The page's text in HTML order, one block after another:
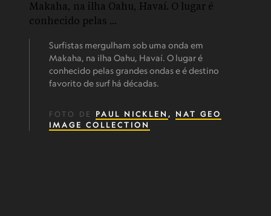
Surfistas mergulham sob uma onda em
Makaha, na ilha Oahu, Havaí. O lugar é
conhecido pelas grandes ondas e é destino
favorito de surf há décadas.
FOTO DE PAUL NICKLEN , NAT GEO
IMAGE COLLECTION